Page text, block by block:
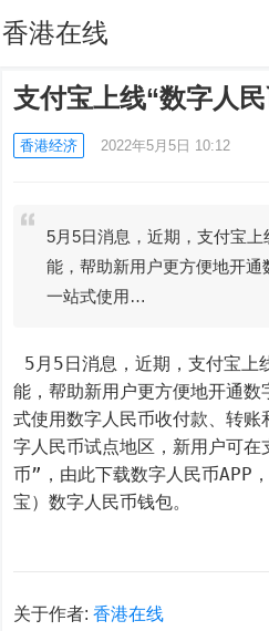
香港在线
支付宝上线“数字人
香港经济 2022年5月5日 10:12
5月5日消息，近期，支付宝上
能，帮助新用户更方便地开
一站式使用…
能，帮助新用户更方便地开通
式使用数字人民币收付款、转
字人民币试点地区，新用户可
币”，由此下载数字人民币APP
宝）数字人民币钱包。
关于作者:香港在线